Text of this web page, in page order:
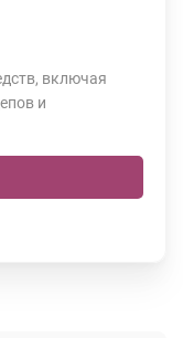
включая
и